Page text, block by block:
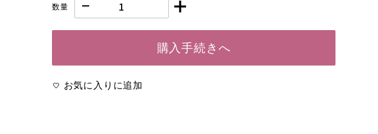
数量
購入手続きへ
お気に入りに追加